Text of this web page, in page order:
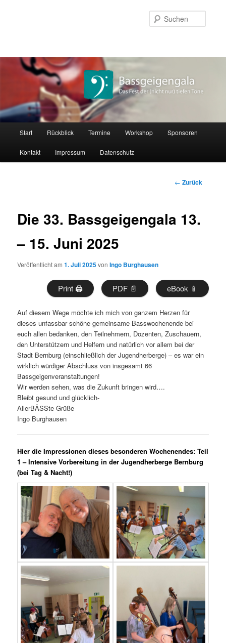
Start Rückblick Termine Workshop Sponsoren
Kontakt Impressum Datenschutz
Beitrags-
← Zurück
Die 33. Bassgeigengala 13.
– 15. Juni 2025
Veröffentlicht am1. Juli 2025vonIngo Burghausen
Print 🖨 PDF 📄 eBook 📱
Auf diesem Wege möchte ich mich von ganzem Herzen für
dieses unfassbar schöne gemeinsame Basswochenende bei
euch allen bedanken, den Teilnehmern, Dozenten, Zuschauern,
den Unterstützern und Helfern und natürlich vor allem bei der
Stadt Bernburg (einschließlich der Jugendherberge) – es war ein
wirklich würdiger Abschluss von insgesamt 66
Bassgeigenveranstaltungen!
Wir werden sehen, was die Zukunft bringen wird….
Bleibt gesund und glücklich-
AllerBÄSSte Grüße
Ingo Burghausen
Hier die Impressionen dieses besonderen Wochenendes: Teil
1 – Intensive Vorbereitung in der Jugendherberge Bernburg
(bei Tag & Nacht!)